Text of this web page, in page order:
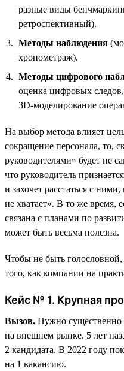
разные виды
ретроспективный).
Методы наблюдения
хронометраж).
Методы цифрового
оценка цифровых
3D-моделирование
На выбор метода влияет
сокращение персонала, то,
руководителями» будет не
что руководитель
и захочет расстаться с
не хватает». В то же время,
связана с планами по
может быть весьма полезна.
Чтобы не быть
того, как компании на
Кейс № 1. Крупная
Вызов. Нужно существенно
на внешнем рынке. 5 лет
2 кандидата. В 2022 году
на 1 вакансию.